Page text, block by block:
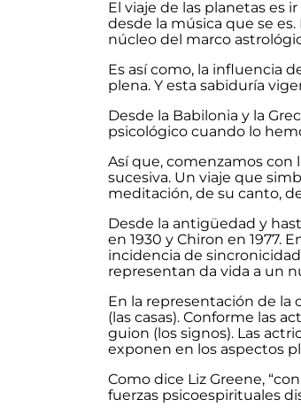
El viaje de las planetas es
desde la música que se
núcleo del marco
Es así como, la influencia
plena. Y esta sabiduría
Desde la Babilonia y la
psicológico cuando lo
Así que, comenzamos con
sucesiva. Un viaje que
meditación, de su canto,
Desde la antigüedad y
en 1930 y Chiron en 1977.
incidencia de
representan da vida a un
En la representación de la
(las casas). Conforme las
guion (los signos). Las
exponen en los aspectos
Como dice Liz Greene,
fuerzas psicoespirituales